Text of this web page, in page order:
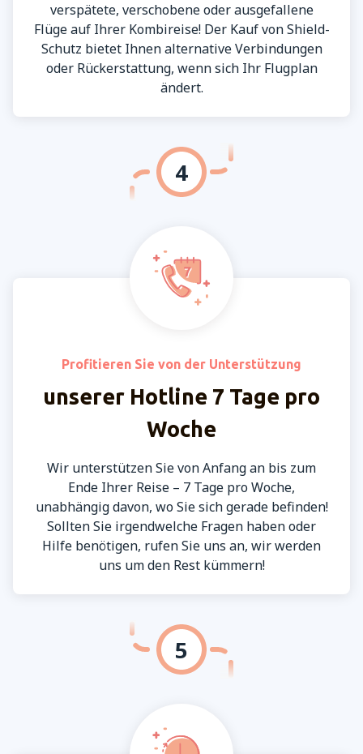
verspätete, verschobene oder ausgefallene
Flüge auf Ihrer Kombireise! Der Kauf von Shield-
Schutz bietet Ihnen alternative Verbindungen
oder Rückerstattung, wenn sich Ihr Flugplan
ändert.
4
Profitieren Sie von der Unterstützung
unserer Hotline 7 Tage pro
Woche
Wir unterstützen Sie von Anfang an bis zum
Ende Ihrer Reise – 7 Tage pro Woche,
unabhängig davon, wo Sie sich gerade befinden!
Sollten Sie irgendwelche Fragen haben oder
Hilfe benötigen, rufen Sie uns an, wir werden
uns um den Rest kümmern!
5